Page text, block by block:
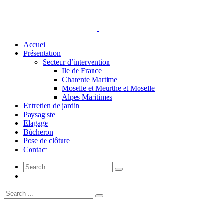
Accueil
Présentation
Secteur d’intervention
Ile de France
Charente Martime
Moselle et Meurthe et Moselle
Alpes Maritimes
Entretien de jardin
Paysagiste
Elagage
Bûcheron
Pose de clôture
Contact